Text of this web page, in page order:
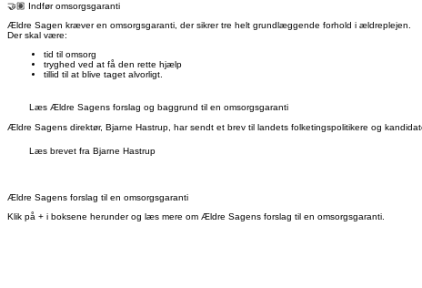
🤝🏽 Indfør omsorgsgaranti
Ældre Sagen kræver en omsorgsgaranti, der sikrer tre helt grundlæggende forhold i ældreplejen.
Der skal være:
tid til omsorg
tryghed ved at få den rette hjælp
tillid til at blive taget alvorligt.
Læs Ældre Sagens forslag og baggrund til en omsorgsgaranti
Ældre Sagens direktør, Bjarne Hastrup, har sendt et brev til landets folketingspolitikere og
Læs brevet fra Bjarne Hastrup
Ældre Sagens forslag til en omsorgsgaranti
Klik på + i boksene herunder og læs mere om Ældre Sagens forslag til en omsorgsgaranti.